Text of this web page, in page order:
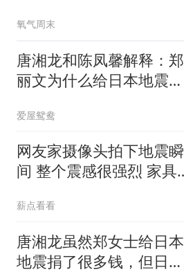
氧气周末
唐湘龙和陈凤馨解释：郑
丽文为什么给日本地震捐
爱屋鸳鸯
网友家摄像头拍下地震瞬
间 整个震感很强烈 家具
薪点看看
唐湘龙虽然郑女士给日本
地震捐了很多钱，但日本